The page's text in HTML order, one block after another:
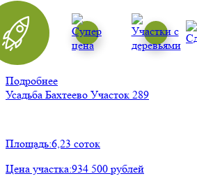
Подробнее
Усадьба Бахтеево Участок 289
Площадь:6,23 соток
Цена участка:934 500 рублей